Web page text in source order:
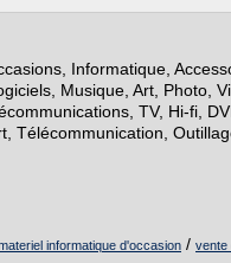
Informatique,
Musique, Art, Photo,
TV, Hi-fi,
Télécommunication,
informatique d'occasion / vente